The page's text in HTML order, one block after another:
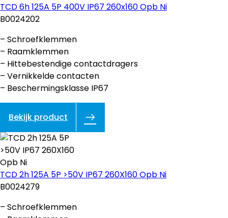
TCD 6h 125A 5P 400V IP67 260x160 Opb Ni
B0024202
– Schroefklemmen
– Raamklemmen
– Hittebestendige contactdragers
– Vernikkelde contacten
– Beschermingsklasse IP67
Bekijk product
TCD 2h 125A 5P >50V IP67 260X160 Opb Ni
B0024279
– Schroefklemmen